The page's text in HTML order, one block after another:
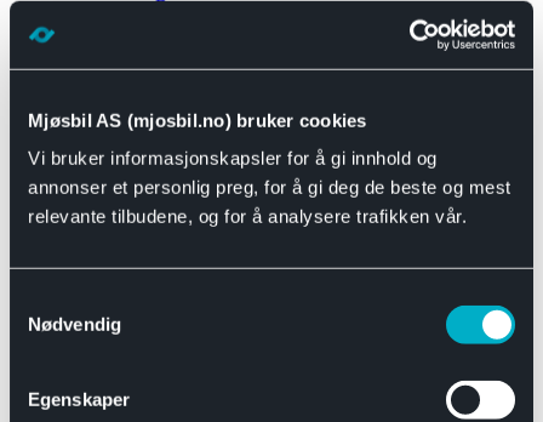
Mjøsbil AS (mjosbil.no) bruker cookies
Vi bruker informasjonskapsler for å gi innhold og
annonser et personlig preg, for å gi deg de beste og mest
relevante tilbudene, og for å analysere trafikken vår.
Nødvendig
Egenskaper
Brems
Motor og drivverk
Se alle Universal
Bremsedeler
Se alle Bremsedeler
Bremsenippler
Drivline og motor
Se alle Drivline og motor
Eksosanlegg